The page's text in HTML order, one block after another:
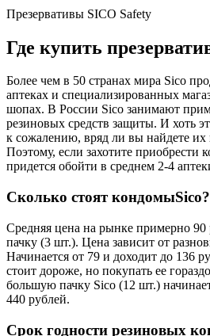
Презервативы SICO Safety
Где купить
Более чем в 50 странах мира Sico
аптеках и специализированных
шопах. В России Sico занимают
резиновых средств защиты. И хоть
к сожалению, вряд ли вы найдете их
Поэтому, если захотите приобрести
придется обойти в среднем 2-4
Сколько стоят кондомыSico?
Средняя цена на рынке примерно 90
пачку (3 шт.). Цена зависит от
Начинается от 79 и доходит до 136
стоит дороже, но покупать ее
большую пачку Sico (12 шт.)
440 рублей.
Срок годности резиновых